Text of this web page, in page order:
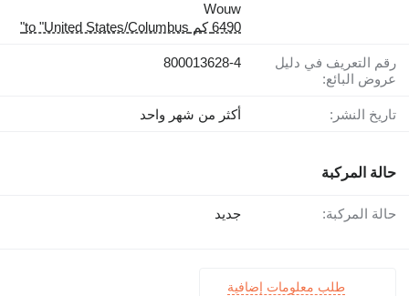
Wouw
6490 كم to "United States/Columbus"
رقم التعريف في دليل
عروض البائع:
800013628-4
تاريخ النشر: أكثر من شهر واحد
حالة المركبة
حالة المركبة: جديد
طلب معلومات إضافية